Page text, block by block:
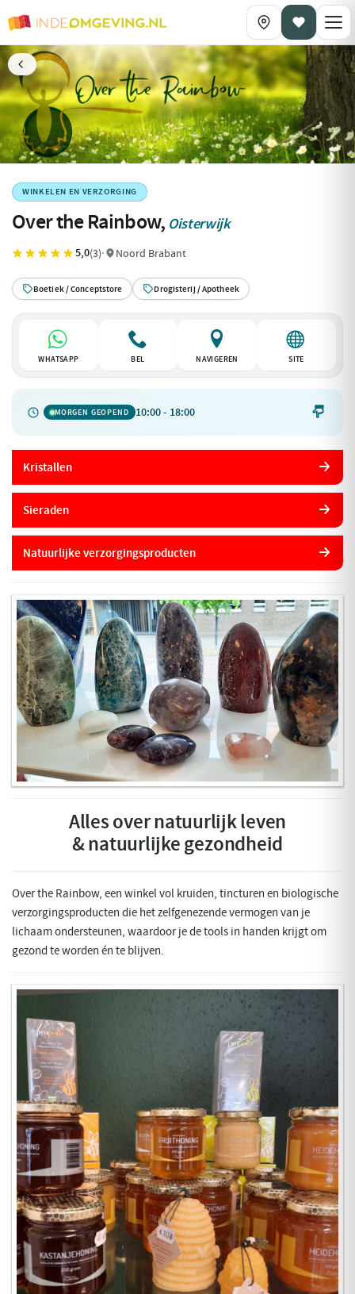
WINKELEN EN VERZORGING
Over the Rainbow, Oisterwijk
5,0(3)· Noord Brabant
Boetiek / Conceptstore Drogisterij / Apotheek
WHATSAPP BEL NAVIGEREN SITE
MORGEN GEOPEND 10:00 - 18:00 
Kristallen
Sieraden
Natuurlijke verzorgingsproducten
Alles over natuurlijk leven
& natuurlijke gezondheid
Over the Rainbow, een winkel vol kruiden, tincturen en biologische
verzorgingsproducten die het zelfgenezende vermogen van je
lichaam ondersteunen, waardoor je de tools in handen krijgt om
gezond te worden én te blijven.